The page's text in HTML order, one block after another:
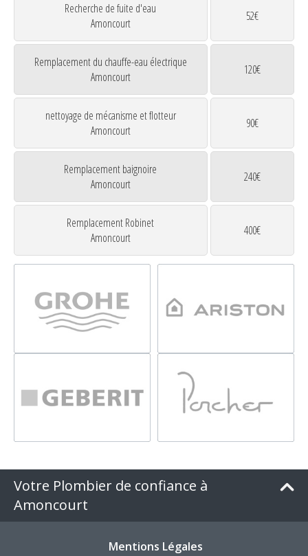
Recherche de fuite d'eau
Amoncourt
52€
Remplacement du chauffe-eau électrique
Amoncourt
120€
nettoyage de mécanisme et flotteur
Amoncourt
90€
Remplacement baignoire
Amoncourt
240€
Remplacement Robinet
Amoncourt
400€
Votre Plombier de confiance à
Amoncourt
Mentions Légales